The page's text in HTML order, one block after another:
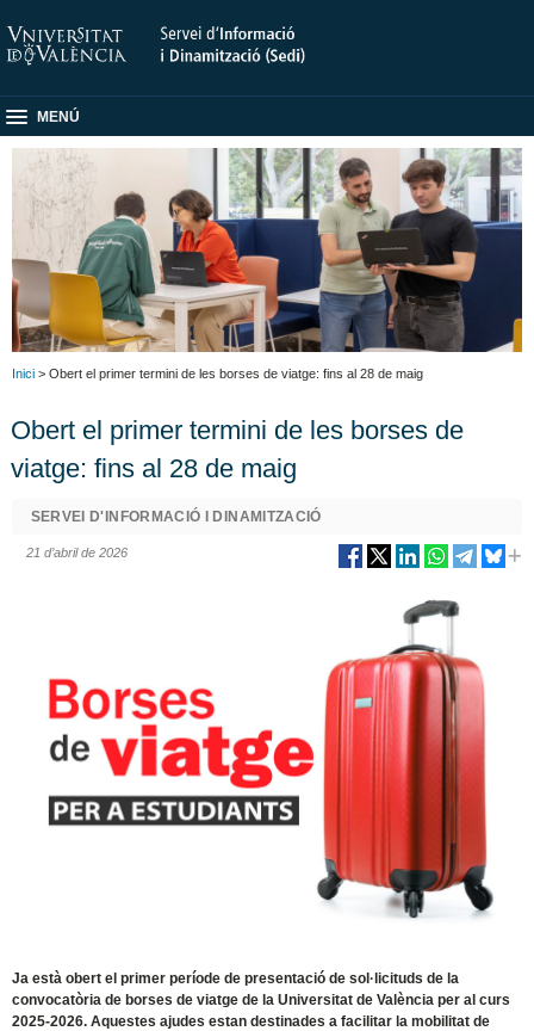
MENÚ
Inici > Obert el primer termini de les borses de viatge: fins al 28 de maig
Obert el primer termini de les borses de
viatge: fins al 28 de maig
SERVEI D'INFORMACIÓ I DINAMITZACIÓ
21 d’abril de 2026
Ja està obert el primer període de presentació de sol·licituds de la
convocatòria de borses de viatge de la Universitat de València per al curs
2025-2026. Aquestes ajudes estan destinades a facilitar la mobilitat de